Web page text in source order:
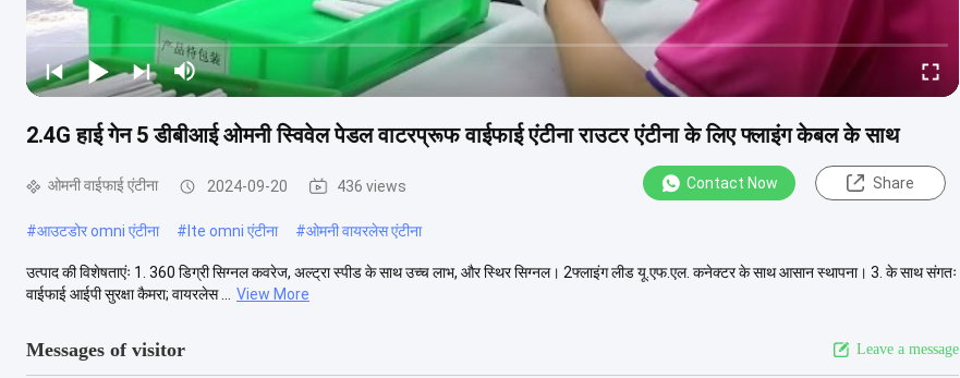
2.4G हाई गेन 5 डीबीआई ओमनी स्विवेल पेडल वाटरप्रूफ वाईफाई एंटीना राउटर एंटीना के लिए फ्लाइंग केबल के साथ
ओमनी वाईफाई एंटीना 2024-09-20 436 views Contact Now Share
#आउटडोर omni एंटीना #lte omni एंटीना #ओमनी वायरलेस एंटीना
उत्पाद की विशेषताएंः 1. 360 डिग्री सिग्नल कवरेज, अल्ट्रा स्पीड के साथ उच्च लाभ, और स्थिर सिग्नल। 2फ्लाइंग लीड यू.एफ.एल. कनेक्टर के साथ आसान स्थापना। 3. के साथ संगतः
वाईफाई आईपी सुरक्षा कैमरा; वायरलेस ...
View More
Messages of visitor Leave a message